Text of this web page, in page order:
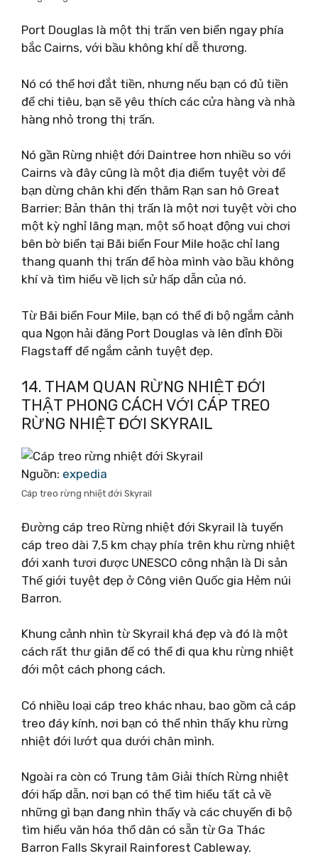
Port Douglas là một thị trấn ven biển ngay phía
bắc Cairns, với bầu không khí dễ thương.
Nó có thể hơi đắt tiền, nhưng nếu bạn có đủ tiền
để chi tiêu, bạn sẽ yêu thích các cửa hàng và nhà
hàng nhỏ trong thị trấn.
Nó gần Rừng nhiệt đới Daintree hơn nhiều so với
Cairns và đây cũng là một địa điểm tuyệt vời để
bạn dừng chân khi đến thăm Rạn san hô Great
Barrier; Bản thân thị trấn là một nơi tuyệt vời cho
một kỳ nghỉ lãng mạn, một số hoạt động vui chơi
bên bờ biển tại Bãi biển Four Mile hoặc chỉ lang
thang quanh thị trấn để hòa mình vào bầu không
khí và tìm hiểu về lịch sử hấp dẫn của nó.
Từ Bãi biển Four Mile, bạn có thể đi bộ ngắm cảnh
qua Ngọn hải đăng Port Douglas và lên đỉnh Đồi
Flagstaff để ngắm cảnh tuyệt đẹp.
14. THAM QUAN RỪNG NHIỆT ĐỚI
THẬT PHONG CÁCH VỚI CÁP TREO
RỪNG NHIỆT ĐỚI SKYRAIL
Nguồn: expedia
Cáp treo rừng nhiệt đới Skyrail
Đường cáp treo Rừng nhiệt đới Skyrail là tuyến
cáp treo dài 7,5 km chạy phía trên khu rừng nhiệt
đới xanh tươi được UNESCO công nhận là Di sản
Thế giới tuyệt đẹp ở Công viên Quốc gia Hẻm núi
Barron.
Khung cảnh nhìn từ Skyrail khá đẹp và đó là một
cách rất thư giãn để có thể đi qua khu rừng nhiệt
đới một cách phong cách.
Có nhiều loại cáp treo khác nhau, bao gồm cả cáp
treo đáy kính, nơi bạn có thể nhìn thấy khu rừng
nhiệt đới lướt qua dưới chân mình.
Ngoài ra còn có Trung tâm Giải thích Rừng nhiệt
đới hấp dẫn, nơi bạn có thể tìm hiểu tất cả về
những gì bạn đang nhìn thấy và các chuyến đi bộ
tìm hiểu văn hóa thổ dân có sẵn từ Ga Thác
Barron Falls Skyrail Rainforest Cableway.